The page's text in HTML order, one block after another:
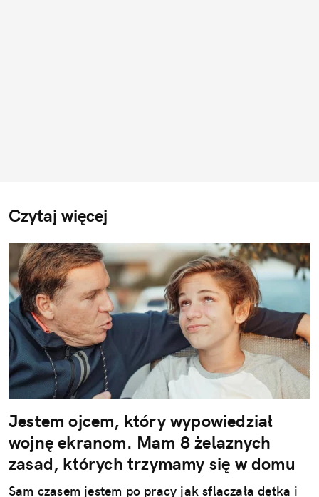
Czytaj więcej
Jestem ojcem, który wypowiedział
wojnę ekranom. Mam 8 żelaznych
zasad, których trzymamy się w domu
Sam czasem jestem po pracy jak sflaczała dętka i